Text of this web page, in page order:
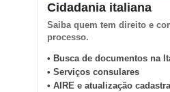
Cidadania italiana
Saiba quem tem direito e
processo.
• Busca de documentos na
• Serviços consulares
• AIRE e atualização